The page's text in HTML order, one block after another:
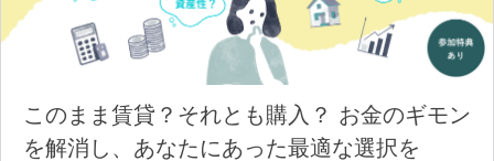
このまま賃貸？それとも購入？ お金のギモン
を解消し、あなたにあった最適な選択を